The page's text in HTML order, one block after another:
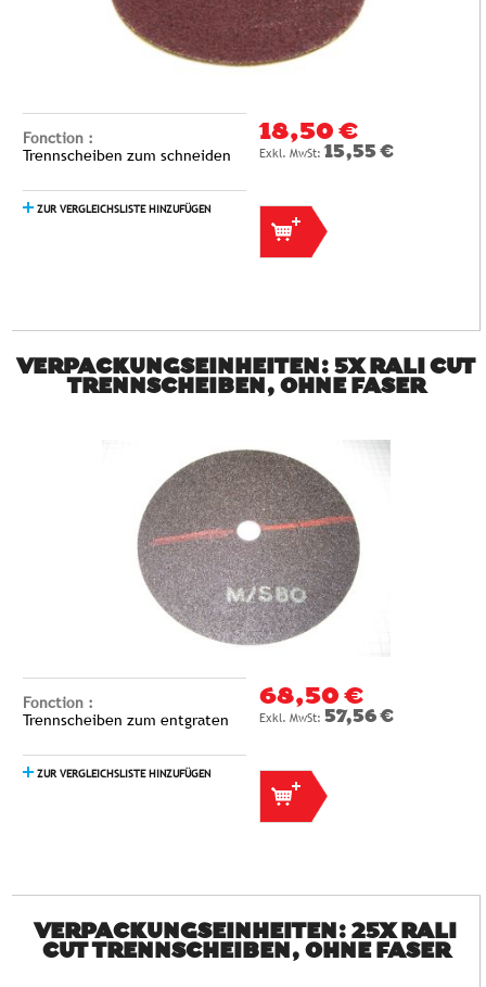
Fonction :
Trennscheiben zum schneiden
ZUR VERGLEICHSLISTE HINZUFÜGEN
18,50 €
15,55 €
VERPACKUNGSEINHEITEN: 5X RALI CUT
TRENNSCHEIBEN, OHNE FASER
Fonction :
Trennscheiben zum entgraten
ZUR VERGLEICHSLISTE HINZUFÜGEN
68,50 €
57,56 €
VERPACKUNGSEINHEITEN: 25X RALI
CUT TRENNSCHEIBEN, OHNE FASER